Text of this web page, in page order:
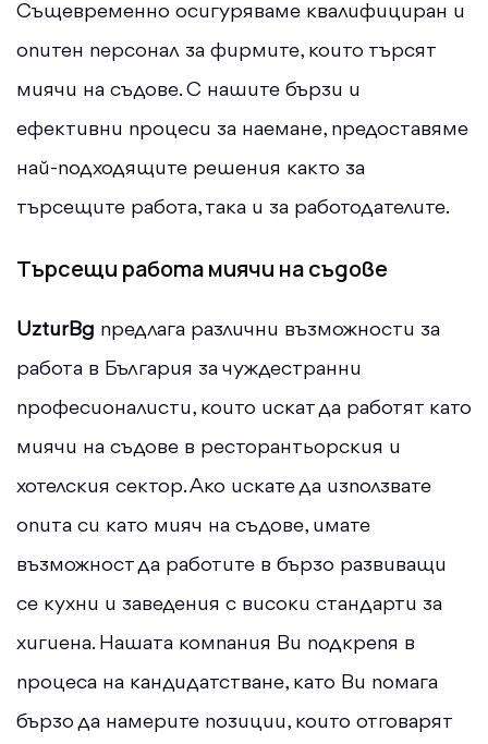
Същевременно осигуряваме квалифициран и
опитен персонал за фирмите, които търсят
миячи на съдове. С нашите бързи и
ефективни процеси за наемане, предоставяме
най-подходящите решения както за
търсещите работа, така и за работодателите.
Търсещи работа миячи на съдове
UzturBg предлага различни възможности за
работа в България за чуждестранни
професионалисти, които искат да работят като
миячи на съдове в ресторантьорския и
хотелския сектор. Ако искате да използвате
опита си като мияч на съдове, имате
възможност да работите в бързо развиващи
се кухни и заведения с високи стандарти за
хигиена. Нашата компания Ви подкрепя в
процеса на кандидатстване, като Ви помага
бързо да намерите позиции, които отговарят